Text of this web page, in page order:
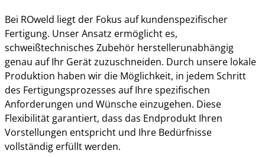
Bei ROweld liegt der Fokus auf kundenspezifischer
Fertigung. Unser Ansatz ermöglicht es,
schweißtechnisches Zubehör herstellerunabhängig
genau auf Ihr Gerät zuzuschneiden. Durch unsere lokale
Produktion haben wir die Möglichkeit, in jedem Schritt
des Fertigungsprozesses auf Ihre spezifischen
Anforderungen und Wünsche einzugehen. Diese
Flexibilität garantiert, dass das Endprodukt Ihren
Vorstellungen entspricht und Ihre Bedürfnisse
vollständig erfüllt werden.